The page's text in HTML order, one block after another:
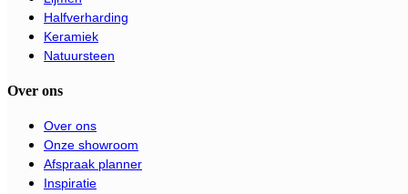
Halfverharding
Keramiek
Natuursteen
Over ons
Over ons
Onze showroom
Afspraak planner
Inspiratie